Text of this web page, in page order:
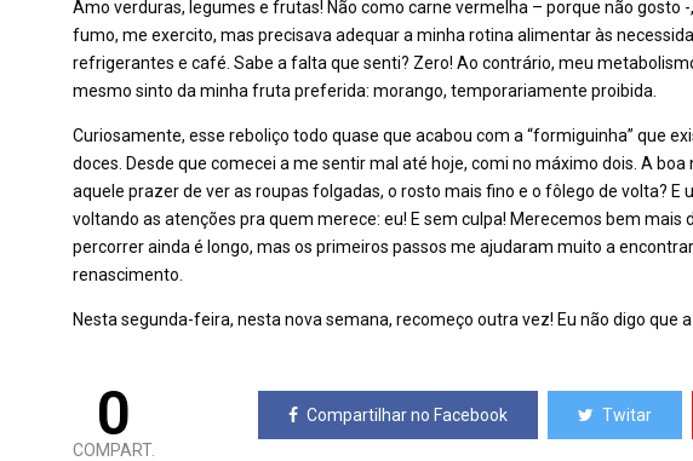
Amo verduras, legumes e frutas! Não como carne vermelha – porque não gosto
fumo, me exercito, mas precisava adequar a minha rotina alimentar às
refrigerantes e café. Sabe a falta que senti? Zero! Ao contrário, meu
mesmo sinto da minha fruta preferida: morango, temporariamente proibida.
Curiosamente, esse reboliço todo quase que acabou com a “formiguinha” que
doces. Desde que comecei a me sentir mal até hoje, comi no máximo dois. A boa
aquele prazer de ver as roupas folgadas, o rosto mais fino e o fôlego de volta?
voltando as atenções pra quem merece: eu! E sem culpa! Merecemos bem mais
percorrer ainda é longo, mas os primeiros passos me ajudaram muito a
renascimento.
Nesta segunda-feira, nesta nova semana, recomeço outra vez! Eu não digo que
0
COMPART.
Compartilhar no Facebook Twitar